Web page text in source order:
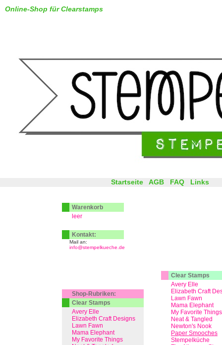
Online-Shop für Clearstamps
Clear Stamps
Avery Elle
Elizabeth Craft
Lawn Fawn
Mama Elephant
My Favorite Things
Neat & Tangled
Newton's Nook
Paper Smooches
Stempelküche
Startseite AGB FAQ Links
Warenkorb
leer
Kontakt:
Mail an:
info@stempelkueche.de
Shop-Rubriken:
Clear Stamps
Avery Elle
Elizabeth Craft Designs
Lawn Fawn
Mama Elephant
My Favorite Things